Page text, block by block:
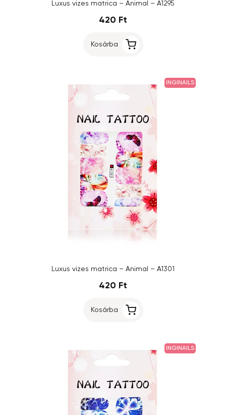
Luxus vizes matrica – Animal – A1295
420 Ft
Kosárba
INGINAILS
Luxus vizes matrica – Animal – A1301
420 Ft
Kosárba
INGINAILS